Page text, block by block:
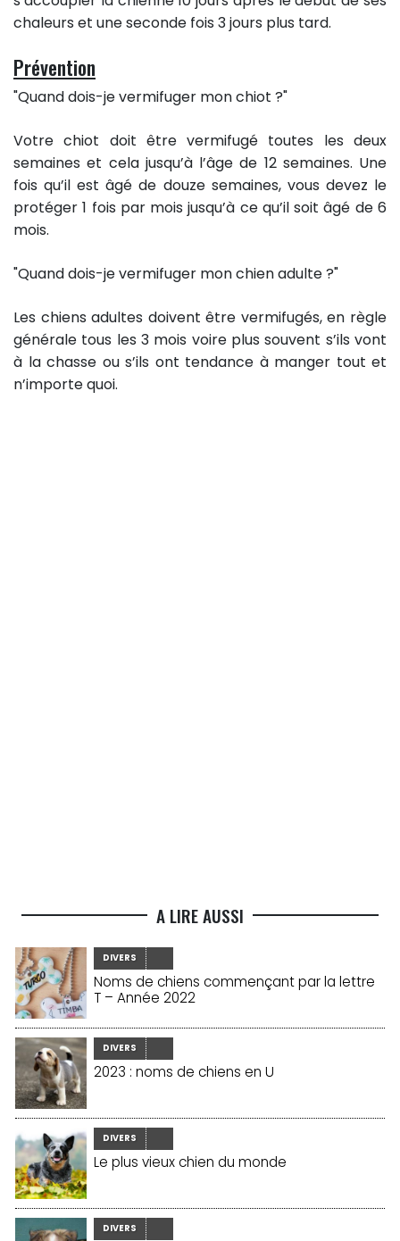
chaleurs et une seconde fois 3 jours plus tard.
Prévention
"Quand dois-je vermifuger mon chiot ?"
Votre chiot doit être vermifugé toutes les deux
semaines et cela jusqu’à l’âge de 12 semaines. Une
fois qu’il est âgé de douze semaines, vous devez le
protéger 1 fois par mois jusqu’à ce qu’il soit âgé de 6
mois.
"Quand dois-je vermifuger mon chien adulte ?"
Les chiens adultes doivent être vermifugés, en règle
générale tous les 3 mois voire plus souvent s’ils vont
à la chasse ou s’ils ont tendance à manger tout et
n’importe quoi.
A LIRE AUSSI
DIVERS
Noms de chiens commençant par la lettre
T – Année 2022
DIVERS
2023 : noms de chiens en U
DIVERS
Le plus vieux chien du monde
DIVERS